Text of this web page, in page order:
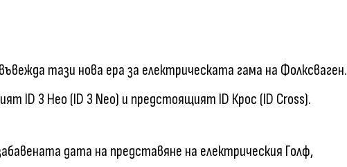
тази нова ера за електрическата гама на Фолксваген.
ID 3 Нео (ID 3 Neo) и предстоящият ID Крос (ID Cross).
дата на представяне на електрическия Голф,